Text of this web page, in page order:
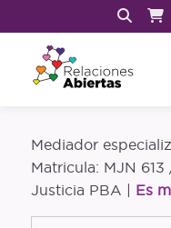
Quiénes Somos
Acompañamiento
Mediador
Matricula: MJN
Justicia PBA | Es